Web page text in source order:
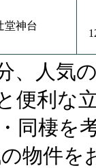
堂神台
、人気
便利な
同棲を
物件を